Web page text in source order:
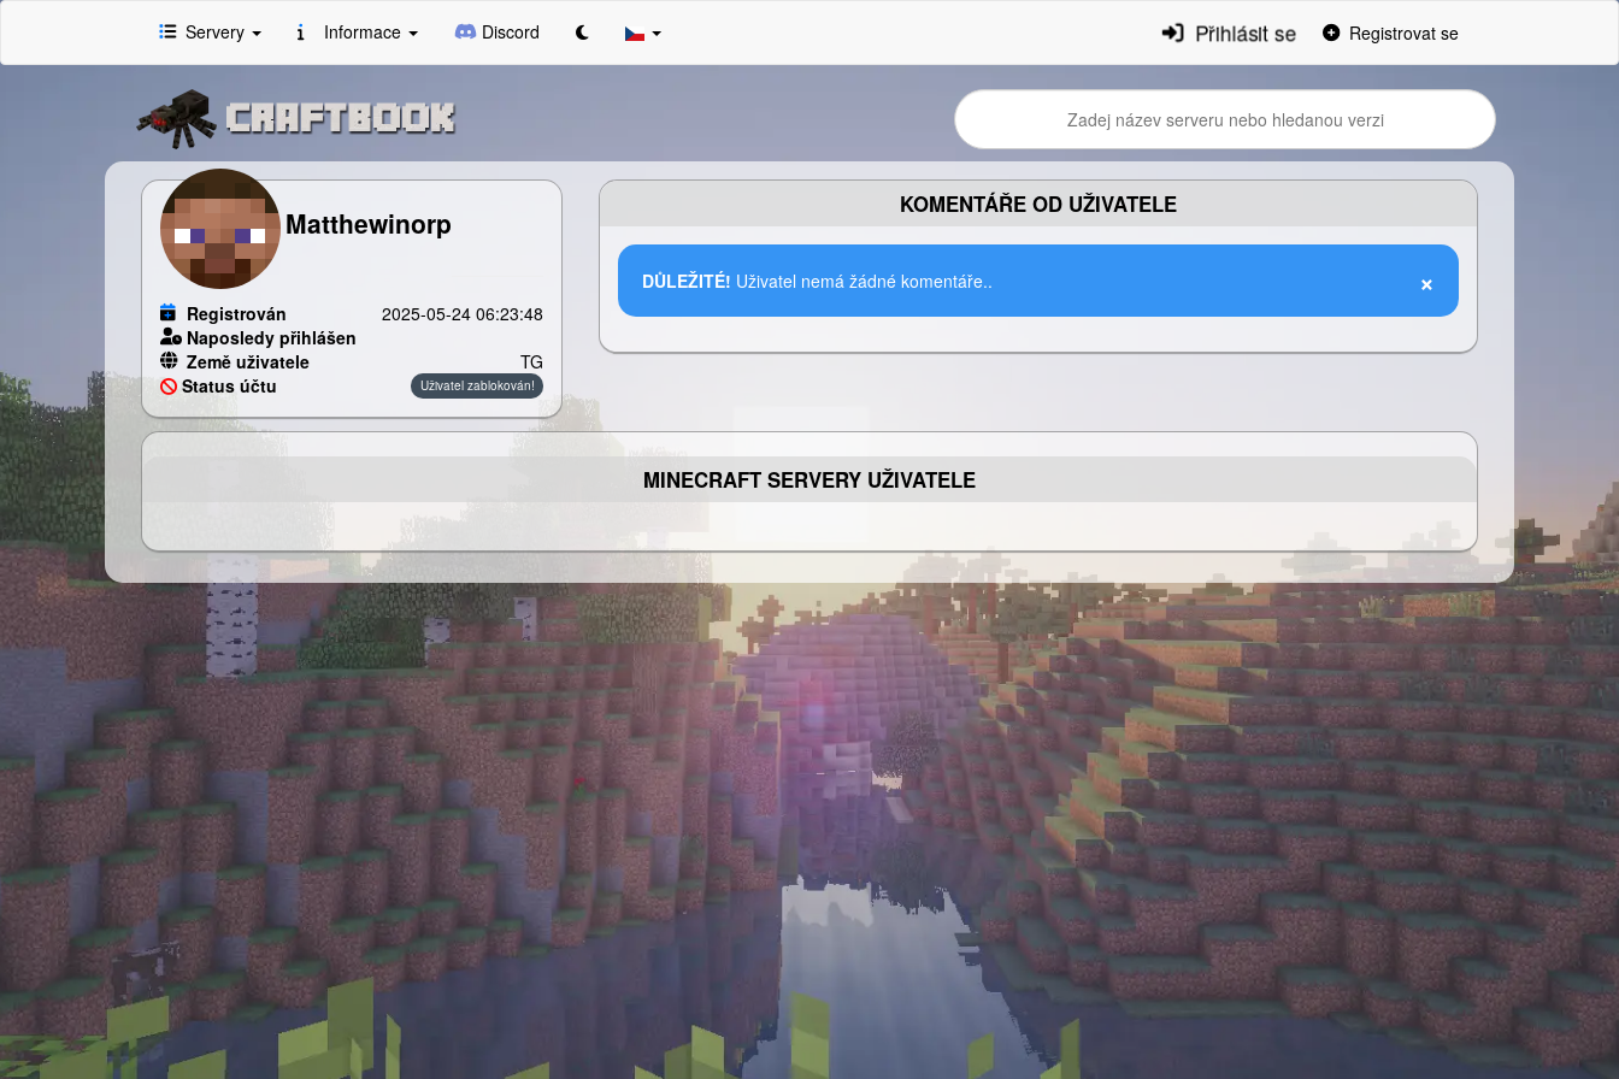
Servery Informace Discord Přihlásit se Registrovat se
Matthewinorp
Registrován
2025-05-24 06:23:48
Naposledy přihlášen
Země uživatele
TG
Status účtu
Uživatel zablokován!
KOMENTÁŘE OD UŽIVATELE
×
DŮLEŽITÉ! Uživatel nemá žádné komentáře..
MINECRAFT SERVERY UŽIVATELE